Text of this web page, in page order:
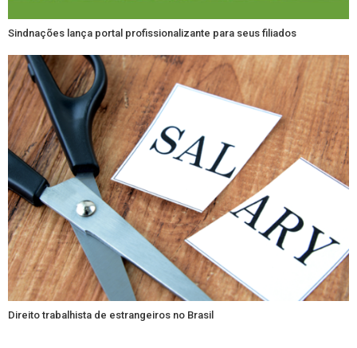
Sindnações lança portal profissionalizante para seus filiados
Direito trabalhista de estrangeiros no Brasil